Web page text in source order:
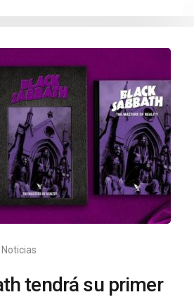
Noticias
tendrá su primer